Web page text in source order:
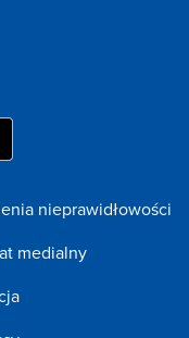
nieprawidłowości
medialny